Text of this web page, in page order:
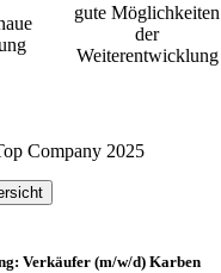
gute Möglichkeiten
der
Weiterentwicklung
Verkäufer (m/w/d) Karben